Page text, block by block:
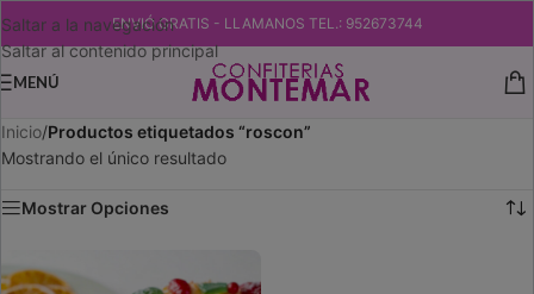
Saltar a la navegación
Saltar al contenido principal
ENVIÓ GRATIS - LLAMANOS TEL.: 952673744
MENÚ
Inicio/Productos etiquetados “roscon”
Mostrando el único resultado
Mostrar Opciones